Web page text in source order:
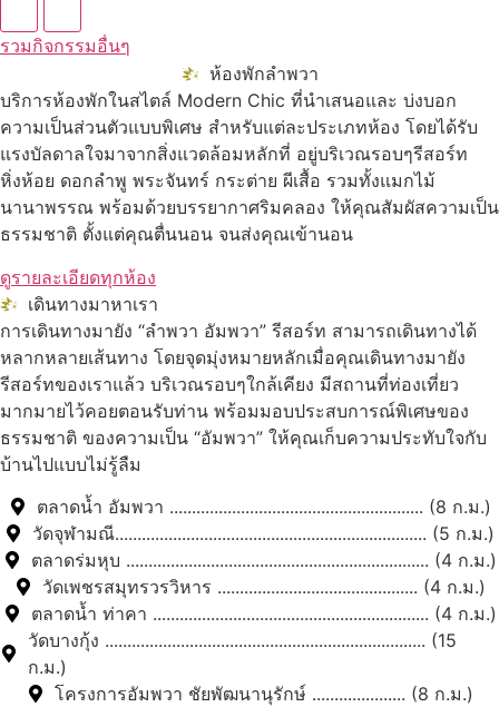
รวมกิจกรรมอื่นๆ
ห้องพักลำพวา
บริการห้องพักในสไตล์ Modern Chic ที่นำเสนอและ บ่งบอก
ความเป็นส่วนตัวแบบพิเศษ สำหรับแต่ละประเภทห้อง โดยได้รับ
แรงบัลดาลใจมาจากสิ่งแวดล้อมหลักที่ อยู่บริเวณรอบๆรีสอร์ท
หิ่งห้อย ดอกลำพู พระจันทร์ กระต่าย ผีเสื้อ รวมทั้งแมกไม้
นานาพรรณ พร้อมด้วยบรรยากาศริมคลอง ให้คุณสัมผัสความเป็น
ธรรมชาติ ตั้งแต่คุณตื่นนอน จนส่งคุณเข้านอน
ดูรายละเอียดทุกห้อง
เดินทางมาหาเรา
การเดินทางมายัง “ลำพวา อัมพวา” รีสอร์ท สามารถเดินทางได้
หลากหลายเส้นทาง โดยจุดมุ่งหมายหลักเมื่อคุณเดินทางมายัง
รีสอร์ทของเราแล้ว บริเวณรอบๆใกล้เคียง มีสถานที่ท่องเที่ยว
มากมายไว้คอยตอนรับท่าน พร้อมมอบประสบการณ์พิเศษของ
ธรรมชาติ ของความเป็น “อัมพวา” ให้คุณเก็บความประทับใจกับ
บ้านไปแบบไม่รู้ลืม
ตลาดน้ำ อัมพวา ......................................................... (8 ก.ม.)
วัดจุฬามณี...................................................................... (5 ก.ม.)
ตลาดร่มหุบ .................................................................... (4 ก.ม.)
วัดเพชรสมุทรวรวิหาร ............................................. (4 ก.ม.)
ตลาดน้ำ ท่าคา .............................................................. (4 ก.ม.)
วัดบางกุ้ง ........................................................................ (15
ก.ม.)
โครงการอัมพวา ชัยพัฒนานุรักษ์ ..................... (8 ก.ม.)